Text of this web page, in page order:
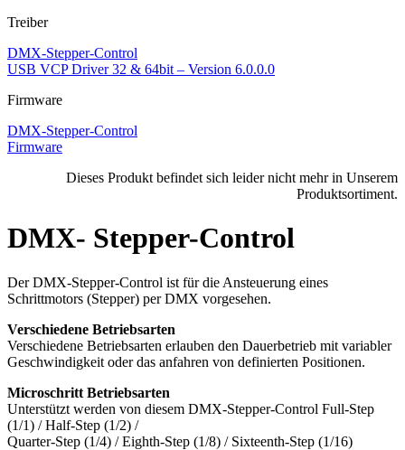
Treiber
DMX-​Stepper-Control
USB VCP Driver 32 & 64bit – Version 6.0.0.0
Firmware
DMX-​Stepper-Control
Firmware
Dieses Produkt befindet sich leider nicht mehr in Unserem
Produktsortiment.
DMX- Stepper-Control
Der DMX-Stepper-Control ist für die Ansteuerung eines
Schrittmotors (Stepper) per DMX vorgesehen.
Verschiedene Betriebsarten
Verschiedene Betriebsarten erlauben den Dauerbetrieb mit variabler
Geschwindigkeit oder das anfahren von definierten Positionen.
Microschritt Betriebsarten
Unterstützt werden von diesem DMX-Stepper-Control Full-Step
(1/1) / Half-Step (1/2) /
Quarter-Step (1/4) / Eighth-Step (1/8) / Sixteenth-Step (1/16)